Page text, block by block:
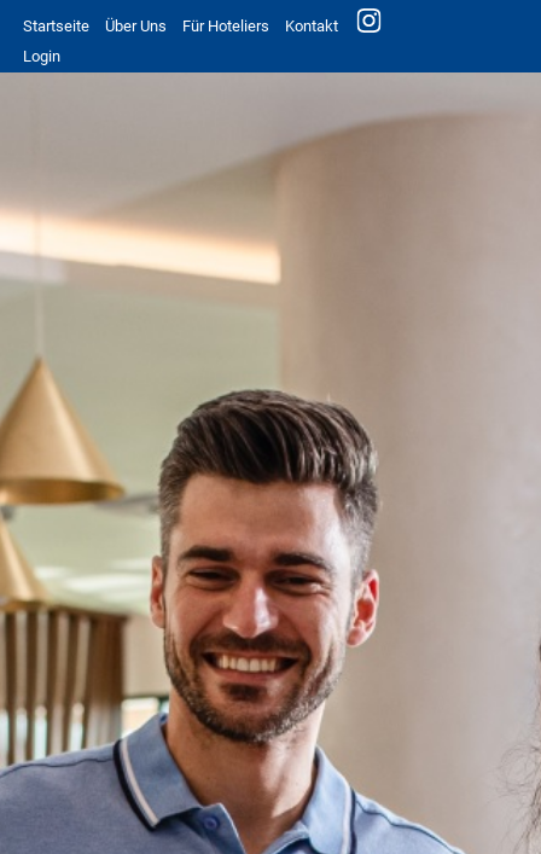
Startseite Über Uns Für Hoteliers
Kontakt
Login